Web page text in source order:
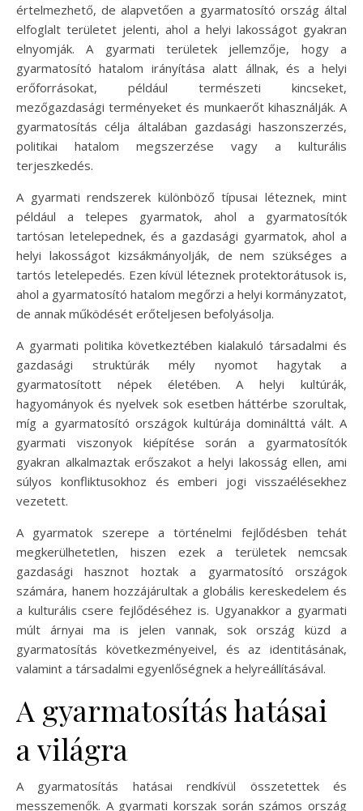
értelmezhető, de alapvetően a gyarmatosító ország által
elfoglalt területet jelenti, ahol a helyi lakosságot gyakran
elnyomják. A gyarmati területek jellemzője, hogy a
gyarmatosító hatalom irányítása alatt állnak, és a helyi
erőforrásokat, például természeti kincseket,
mezőgazdasági terményeket és munkaerőt kihasználják. A
gyarmatosítás célja általában gazdasági haszonszerzés,
politikai hatalom megszerzése vagy a kulturális
terjeszkedés.
A gyarmati rendszerek különböző típusai léteznek, mint
például a telepes gyarmatok, ahol a gyarmatosítók
tartósan letelepednek, és a gazdasági gyarmatok, ahol a
helyi lakosságot kizsákmányolják, de nem szükséges a
tartós letelepedés. Ezen kívül léteznek protektorátusok is,
ahol a gyarmatosító hatalom megőrzi a helyi kormányzatot,
de annak működését erőteljesen befolyásolja.
A gyarmati politika következtében kialakuló társadalmi és
gazdasági struktúrák mély nyomot hagytak a
gyarmatosított népek életében. A helyi kultúrák,
hagyományok és nyelvek sok esetben háttérbe szorultak,
míg a gyarmatosító országok kultúrája dominálttá vált. A
gyarmati viszonyok kiépítése során a gyarmatosítók
gyakran alkalmaztak erőszakot a helyi lakosság ellen, ami
súlyos konfliktusokhoz és emberi jogi visszaélésekhez
vezetett.
A gyarmatok szerepe a történelmi fejlődésben tehát
megkerülhetetlen, hiszen ezek a területek nemcsak
gazdasági hasznot hoztak a gyarmatosító országok
számára, hanem hozzájárultak a globális kereskedelem és
a kulturális csere fejlődéséhez is. Ugyanakkor a gyarmati
múlt árnyai ma is jelen vannak, sok ország küzd a
gyarmatosítás következményeivel, és az identitásának,
valamint a társadalmi egyenlőségnek a helyreállításával.
A gyarmatosítás hatásai
a világra
A gyarmatosítás hatásai rendkívül összetettek és
messzemenők. A gyarmati korszak során számos ország